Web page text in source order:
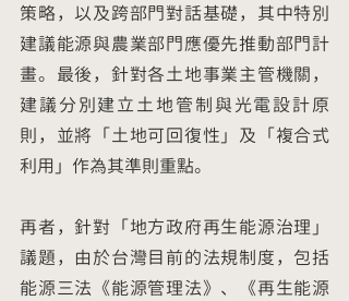
策略，以及跨部門對話基礎，其中特別
建議能源與農業部門應優先推動部門計
畫。最後，針對各土地事業主管機關，
建議分別建立土地管制與光電設計原
則，並將「土地可回復性」及「複合式
利用」作為其準則重點。
再者，針對「地方政府再生能源治理」
議題，由於台灣目前的法規制度，包括
能源三法《能源管理法》、《再生能源